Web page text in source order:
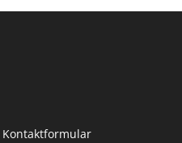
Kontaktformular